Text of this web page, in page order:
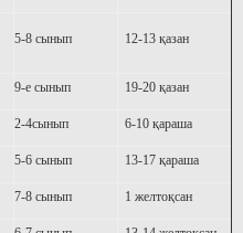
5-8 сынып 12-13 қазан
9-е сынып 19-20 қазан
2-4сынып 6-10 қараша
5-6 сынып 13-17 қараша
7-8 сынып 1 желтоқсан